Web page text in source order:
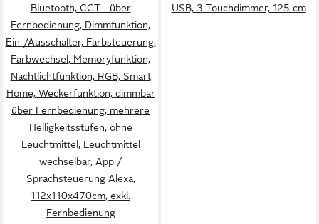
Bluetooth, CCT - über
Fernbedienung, Dimmfunktion,
Ein-/Ausschalter, Farbsteuerung,
Farbwechsel, Memoryfunktion,
Nachtlichtfunktion, RGB, Smart
Home, Weckerfunktion, dimmbar
über Fernbedienung, mehrere
Helligkeitsstufen, ohne
Leuchtmittel, Leuchtmittel
wechselbar, App /
Sprachsteuerung Alexa,
‎‎112x110x470cm, exkl.
Fernbedienung
USB, 3 Touchdimmer, 125 cm